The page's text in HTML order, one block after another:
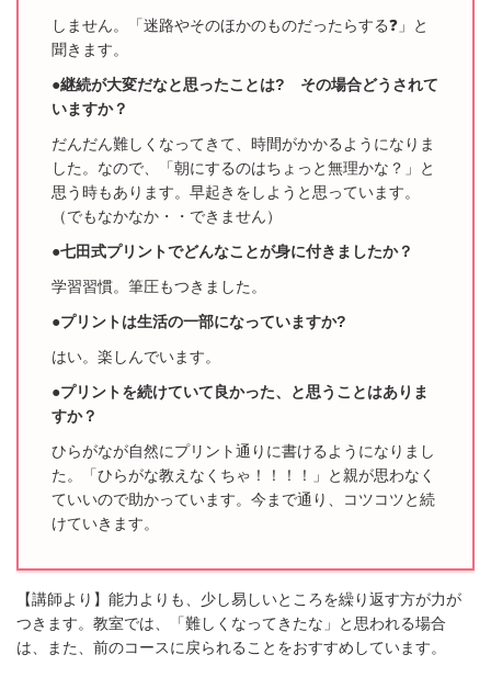
しません。「迷路やそのほかのものだったらする❓」と
聞きます。
●継続が大変だなと思ったことは? その場合どうされて
いますか？
だんだん難しくなってきて、時間がかかるようになりま
した。なので、「朝にするのはち ょっと無理かな？」と
思う時もあります。早起きをしようと思っています。
（でもなかなか・・できません）
●七田式プリントでどんなことが身に付きましたか？
学習習慣。筆圧もつきました。
●プリントは生活の一部になっていますか?
はい。楽しんでいます。
●プリントを続けていて良かった、と思うことはありま
すか？
ひらがなが自然にプリント通りに書けるようになりまし
た。
「ひらがな教えなくちゃ！！！！」と親が思わなく
ていいので助かっています。 今まで通り、コツコツと続
けていきます。
【講師より】能力よりも、少し易しいところを繰り返す方が力が
つきます。教室では、「難しくなってきたな」と思われる場合
は、また、前のコースに戻られることをおすすめしています。